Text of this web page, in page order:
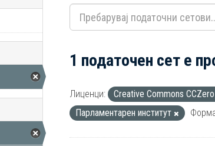
1 податочен сет е
Лиценци: Creative Commons CCZero
Парламентарен институт